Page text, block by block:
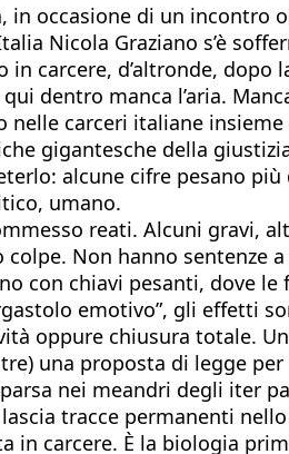
in occasione di un incontro
Nicola Graziano s’è
in carcere, d’altronde, dopo
dentro manca l’aria.
nelle carceri italiane
gigantesche della
alcune cifre pesano
umano.
reati. Alcuni gravi,
Non hanno sentenze
con chiavi pesanti, dove
emotivo”, gli effetti
oppure chiusura totale.
una proposta di legge
nei meandri degli iter
lascia tracce permanenti
in carcere. È la biologia